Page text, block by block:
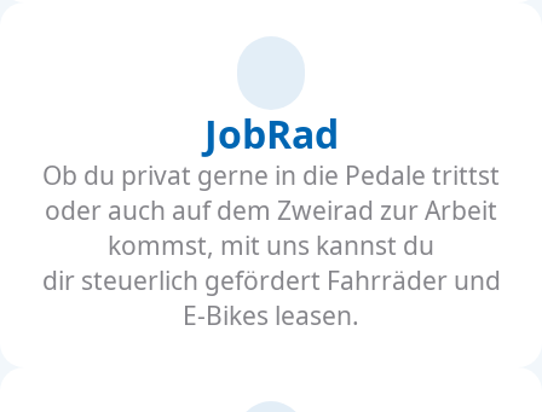
JobRad
Ob du privat gerne in die Pedale trittst
oder auch auf dem Zweirad zur Arbeit
kommst, mit uns kannst du
dir steuerlich gefördert Fahrräder und
E-Bikes leasen.